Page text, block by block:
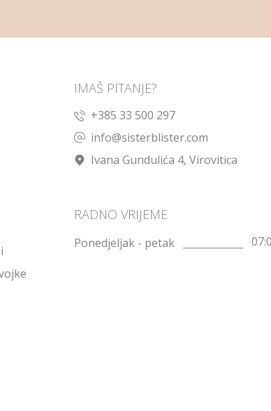
IMAŠ PITANJE?
+385 33 500 297
info@sisterblister.com
Ivana Gundulića 4, Virovitica
RADNO VRIJEME
Ponedjeljak - petak